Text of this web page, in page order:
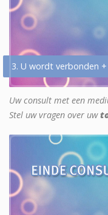
3. U wordt verbonden +
Uw consult met een
Stel uw vragen over uw